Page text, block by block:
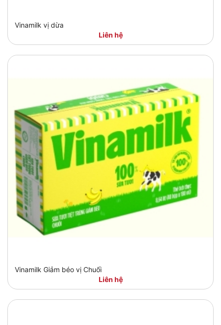
Vinamilk vị dừa
Liên hệ
Vinamilk Giảm béo vị Chuối
Liên hệ